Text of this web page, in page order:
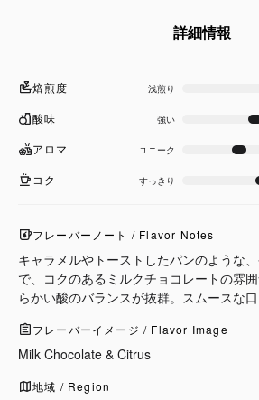
詳細情報
焙煎度 浅煎り
酸味 強い
アロマ ユニーク
コク すっきり
フレーバーノート / Flavor Notes
キャラメルやトーストしたパンのような
で、コクのあるミルクチョコレートの雰
らかい酸のバランスが抜群。スムースな口
フレーバーイメージ / Flavor Image
Milk Chocolate & Citrus
地域 / Region